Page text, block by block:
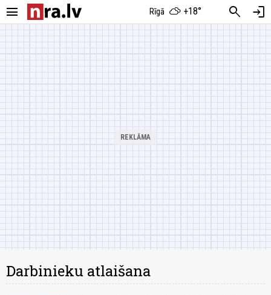
menu Rīgā +18° search login
Darbinieku atlaišana